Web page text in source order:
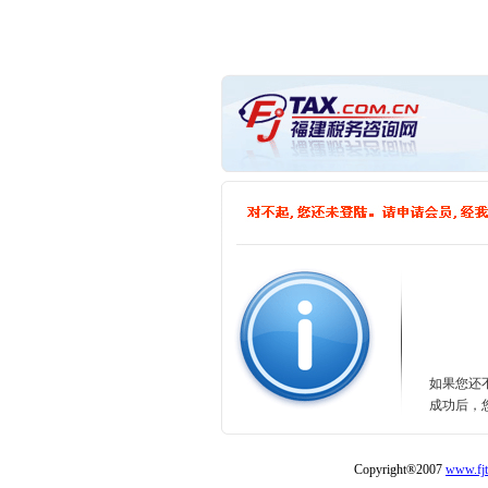
如果您还
成功后，
Copyright®2007